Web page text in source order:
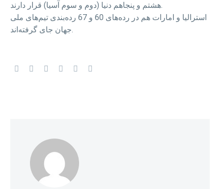
هشتم و پنجاهم دنیا (دوم و سوم آسیا) قرار دارند.
استرالیا و امارات هم در رده‌های 60 و 67 رده‌بندی تیم‌های ملی
جهان جای گرفته‌اند.